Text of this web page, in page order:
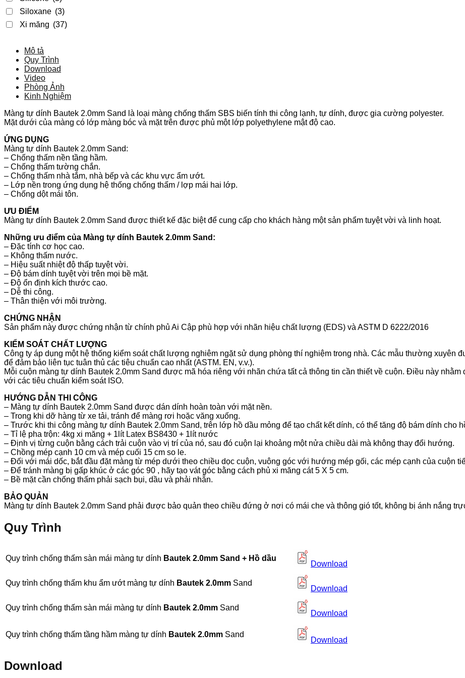
Siloxane (3)
Xi măng (37)
Mô tả
Quy Trình
Download
Video
Phòng Ảnh
Kinh Nghiệm
Màng tự dính Bautek 2.0mm Sand là loại màng chống thấm SBS biến tính thi công lạnh, tự dính, được gia cường polyester.
Mặt dưới của màng có lớp màng bóc và mặt trên được phủ một lớp polyethylene mật độ cao.
ỨNG DỤNG
Màng tự dính Bautek 2.0mm Sand:
– Chống thấm nền tầng hầm.
– Chống thấm tường chắn.
– Chống thấm nhà tắm, nhà bếp và các khu vực ẩm ướt.
– Lớp nền trong ứng dụng hệ thống chống thấm / lợp mái hai lớp.
– Chống dột mái tôn.
ƯU ĐIỂM
Màng tự dính Bautek 2.0mm Sand được thiết kế đặc biệt để cung cấp cho khách hàng một sản phẩm tuyệt vời và linh hoạt.
Những ưu điểm của Màng tự dính Bautek 2.0mm Sand:
– Đặc tính cơ học cao.
– Không thấm nước.
– Hiệu suất nhiệt độ thấp tuyệt vời.
– Độ bám dính tuyệt vời trên mọi bề mặt.
– Độ ổn định kích thước cao.
– Dễ thi công.
– Thân thiện với môi trường.
CHỨNG NHẬN
Sản phẩm này được chứng nhận từ chính phủ Ai Cập phù hợp với nhãn hiệu chất lượng (EDS) và ASTM D 6222/2016
KIỂM SOÁT CHẤT LƯỢNG
Công ty áp dụng một hệ thống kiểm soát chất lượng nghiêm ngặt sử dụng phòng thí nghiệm trong nhà. Các mẫu thường xuyên
để đảm bảo liên tục tuân thủ các tiêu chuẩn cao nhất (ASTM. EN, v.v.).
Mỗi cuộn màng tự dính Bautek 2.0mm Sand được mã hóa riêng với nhãn chứa tất cả thông tin cần thiết về cuộn. Điều này
với các tiêu chuẩn kiểm soát ISO.
HƯỚNG DẪN THI CÔNG
– Màng tự dính Bautek 2.0mm Sand được dán dính hoàn toàn với mặt nền.
– Trong khi dỡ hàng từ xe tải, tránh để màng rơi hoặc văng xuống.
– Trước khi thi công màng tự dính Bautek 2.0mm Sand, trên lớp hồ dầu mỏng để tạo chất kết dính, có thể tăng độ bám dính cho
– Tỉ lệ pha trộn: 4kg xi măng + 1lít Latex BS8430 + 1lít nước
– Định vị từng cuộn bằng cách trải cuộn vào vị trí của nó, sau đó cuộn lại khoảng một nửa chiều dài mà không thay đổi hướng.
– Chồng mép cạnh 10 cm và mép cuối 15 cm so le.
– Đối với mái dốc, bắt đầu đặt màng từ mép dưới theo chiều dọc cuộn, vuông góc với hướng mép gối, các mép cạnh của cuộn
– Để tránh màng bị gấp khúc ở các góc 90 , hãy tạo vát góc bằng cách phủ xi măng cát 5 X 5 cm.
– Bề mặt cần chống thấm phải sạch bụi, dầu và phải nhẵn.
BẢO QUẢN
Màng tự dính Bautek 2.0mm Sand phải được bảo quản theo chiều đứng ở nơi có mái che và thông gió tốt, không bị ánh nắng
Quy Trình
Quy trình chống thấm sàn mái màng tự dính Bautek 2.0mm Sand + Hồ dầu
Download
Quy trình chống thấm khu ẩm ướt màng tự dính Bautek 2.0mm Sand
Download
Quy trình chống thấm sàn mái màng tự dính Bautek 2.0mm Sand
Download
Quy trình chống thấm tầng hầm màng tự dính Bautek 2.0mm Sand
Download
Download